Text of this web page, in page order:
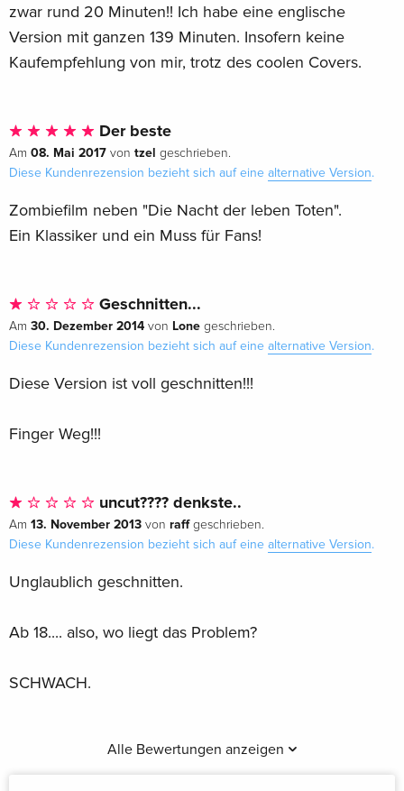
zwar rund 20 Minuten!! Ich habe eine englische
Version mit ganzen 139 Minuten. Insofern keine
Kaufempfehlung von mir, trotz des coolen Covers.
Der beste
Am 08. Mai 2017 von tzel geschrieben.
Diese Kundenrezension bezieht sich auf eine alternative Version.
Zombiefilm neben "Die Nacht der leben Toten".
Ein Klassiker und ein Muss für Fans!
Geschnitten...
Am 30. Dezember 2014 von Lone geschrieben.
Diese Kundenrezension bezieht sich auf eine alternative Version.
Diese Version ist voll geschnitten!!!
Finger Weg!!!
uncut???? denkste..
Am 13. November 2013 von raffgeschrieben.
Diese Kundenrezension bezieht sich auf eine alternative Version.
Unglaublich geschnitten.
Ab 18.... also, wo liegt das Problem?
SCHWACH.
Alle Bewertungen anzeigen